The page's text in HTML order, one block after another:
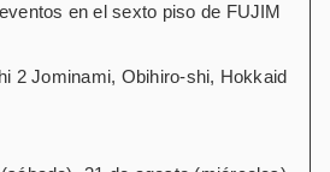
en el sexto piso de FUJIM
2 Jominami, Obihiro-shi, Hokkaid